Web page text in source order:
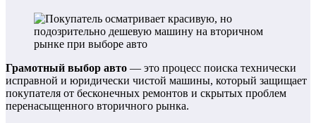
Грамотный выбор авто — это процесс поиска технически
исправной и юридически чистой машины, который защищает
покупателя от бесконечных ремонтов и скрытых проблем
перенасыщенного вторичного рынка.